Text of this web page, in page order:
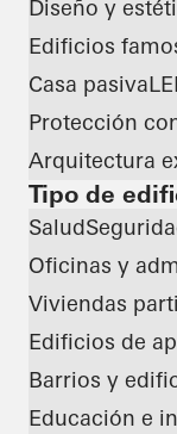
Diseño y
Edificios
Casa pasiva
Protección
Arquitectura
Tipo de
Salud
Oficinas y
Viviendas
Edificios de
Barrios y
Educación e